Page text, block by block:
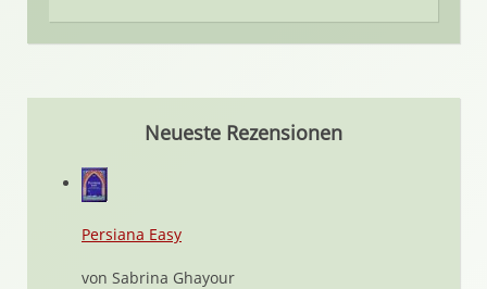
Neueste Rezensionen
Persiana Easy
von Sabrina Ghayour